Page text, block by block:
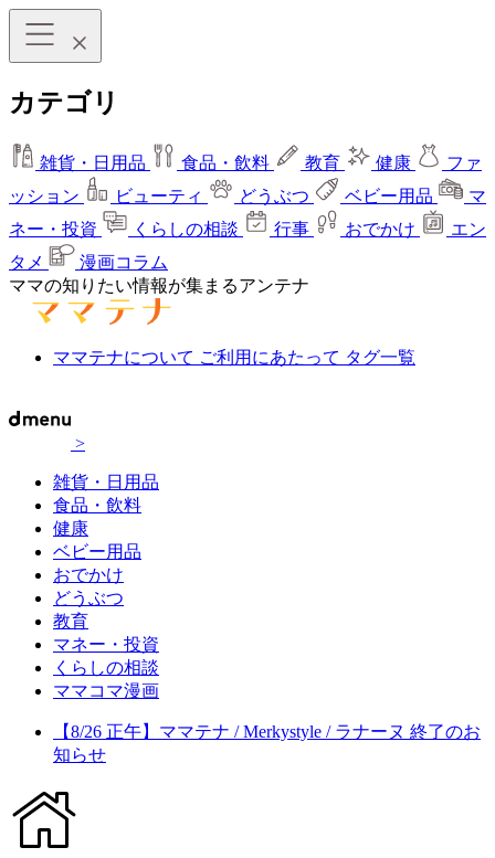
カテゴリ
雑貨・日用品 食品・飲料 教育 健康
ファ
ッション
ビューティ どうぶつ ベビー用品
マ
ネー・投資
くらしの相談 行事 おでかけ
エン
タメ
漫画コラム
ママの知りたい情報が集まるアンテナ
ママテナについて ご利用にあたって タグ一覧
>
雑貨・日用品
食品・飲料
健康
ベビー用品
おでかけ
どうぶつ
教育
マネー・投資
くらしの相談
ママコマ漫画
【8/26 正午】ママテナ / Merkystyle / ラナーヌ 終了のお
知らせ